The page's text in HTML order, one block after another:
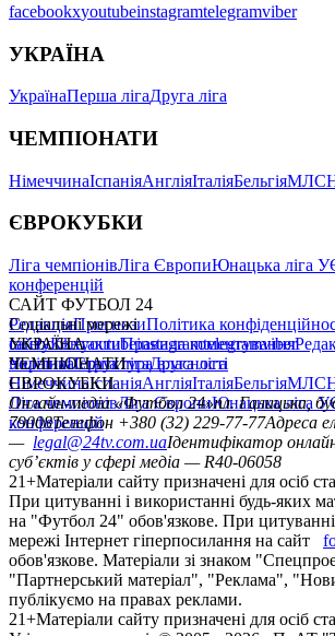
facebookxyoutubeinstagramtelegramviber
УКРАЇНА
УкраїнаПерша лігаДруга ліга
ЧЕМПІОНАТИ
НімеччинаІспаніяАнгліяІталіяБельгіяМЛС
ЄВРОКУБКИ
Ліга чемпіонівЛіга ЄвропиЮнацька ліга
конференцій
САЙТ ФУТБОЛ 24
РедакціяПрогнозиПолітика
сайтуКонтактиПравила коментування
політикаСтруктура власності
Соціальні мережі
facebookxyoutubeinstagramtelegramviber
УКРАЇНА
УкраїнаПерша лігаДруга ліга
ЧЕМПІОНАТИ
НімеччинаІспаніяАнгліяІталіяБельгіяМЛС
ЄВРОКУБКИ
Ліга чемпіонівЛіга ЄвропиЮнацька ліга
конференцій
Онлайн-медіа «Футбол 24»пл. Галицька,
79008Телефон +380 (32) 229-77-77Адреса
— legal@24tv.com.uaІдентифікатор
суб’єктів у сфері медіа — R40-06058
21+Матеріали сайту призначені для осіб
При цитуванні і використанні будь-яких
на "Футбол 24" обов'язкове. При цитуванні
мережі Інтернет гіперпосилання на сайт
обов'язкове. Матеріали зі знаком
"Партнерський матеріал", "Реклама",
публікуємо на правах реклами.
21+Матеріали сайту призначені для осіб